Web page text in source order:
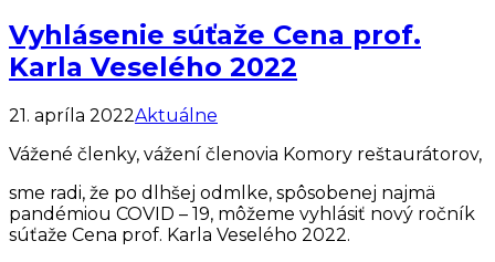
Vyhlásenie súťaže Cena prof.
Karla Veselého 2022
21. apríla 2022Aktuálne
Vážené členky, vážení členovia Komory reštaurátorov,
sme radi, že po dlhšej odmlke, spôsobenej najmä
pandémiou COVID – 19, môžeme vyhlásiť nový ročník
súťaže Cena prof. Karla Veselého 2022.